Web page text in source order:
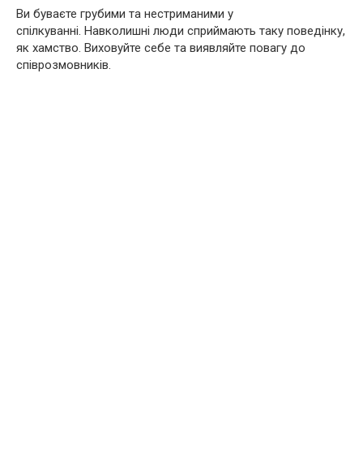
Ви буваєте грубими та нестриманими у
спілкуванні. Навколишні люди сприймають таку поведінку,
як хамство. Виховуйте себе та виявляйте повагу до
співрозмовників.